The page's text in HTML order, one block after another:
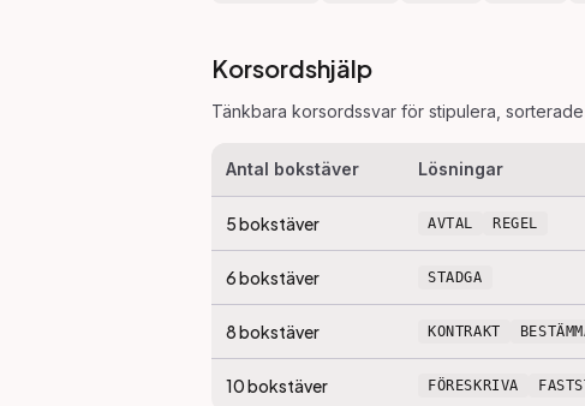
Korsordshjälp
Tänkbara korsordssvar för stipulera ,
Antal bokstäver Lösningar
5bokstäver AVTAL REGEL
6bokstäver STADGA
8bokstäver KONTRAKT
10bokstäver FÖRESKRIVA